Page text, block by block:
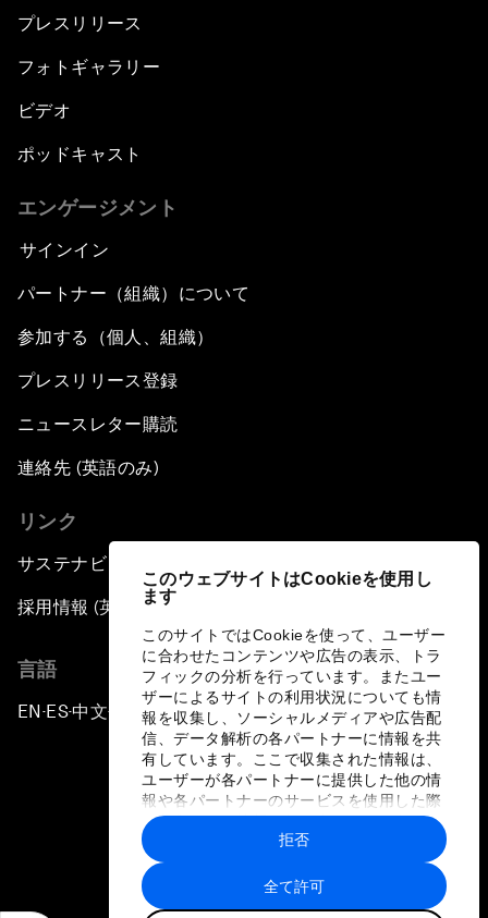
このウェブサイトはCookieを使用し
ます
このサイトではCookieを使って、ユーザー
に合わせたコンテンツや広告の表示、トラ
フィックの分析を行っています。またユー
ザーによるサイトの利用状況についても情
報を収集し、ソーシャルメディアや広告配
信、データ解析の各パートナーに情報を共
有しています。ここで収集された情報は、
ユーザーが各パートナーに提供した他の情
報や各パートナーのサービスを使用した際
に収集された情報と組み合わされ、各パー
トナーによって使用されることがありま
す。
全て許可
拒否
プレスリリース
フォトギャラリー
ビデオ
ポッドキャスト
エンゲージメント
サインイン
パートナー（組織）について
参加する（個人、組織）
プレスリリース登録
ニュースレター購読
連絡先 (英語のみ)
リンク
サステナビリティへの取り組み
採用情報 (英語のみ)
言語
EN ▪ES▪中文▪ 日本語
プライバシーポリシーと利用規約
サイトマップ